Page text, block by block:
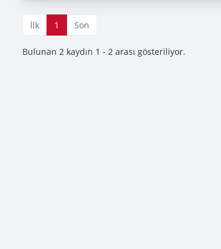
İlk 1 Son
Bulunan 2 kaydın 1 - 2 arası gösteriliyor.